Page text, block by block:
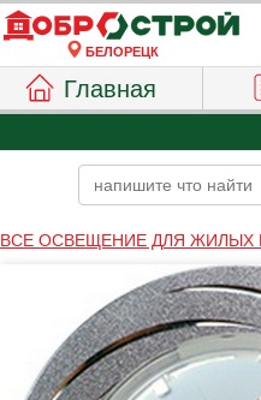
БЕЛОРЕЦК
Главная
ВСЕ ОСВЕЩЕНИЕ ДЛЯ ЖИЛЫХ